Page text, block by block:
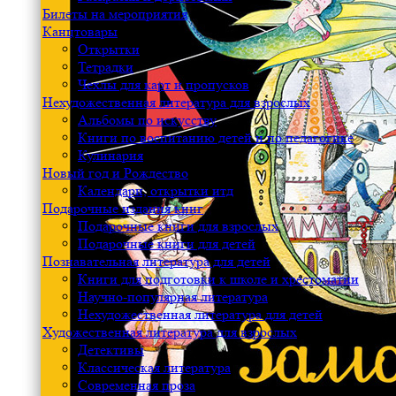
Билеты на мероприятия
Канцтовары
Открытки
Тетрадки
Чехлы для карт и пропусков
Нехудожественная литература для взрослых
Альбомы по искусству
Книги по воспитанию детей и по педагогике
Кулинария
Новый год и Рождество
Календари, открытки итд
Подарочные издания книг
Подарочные книги для взрослых
Подарочные книги для детей
Познавательная литература для детей
Книги для подготовки к школе и хрестоматии
Научно-популярная литература
Нехудожественная литература для детей
Художественная литература для взрослых
Детективы
Классическая литература
Современная проза